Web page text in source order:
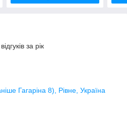
за рік
Гагаріна 8), Рівне, Україна